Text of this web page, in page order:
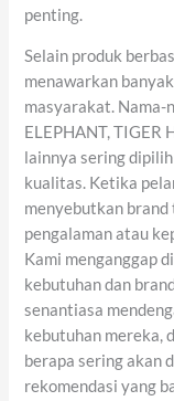
penting.
Selain produk
menawarkan
masyarakat. Nama-
ELEPHANT, TIGER
lainnya sering
kualitas. Ketika
menyebutkan brand
pengalaman atau
Kami menganggap
kebutuhan dan
senantiasa
kebutuhan mereka,
berapa sering akan
rekomendasi yang